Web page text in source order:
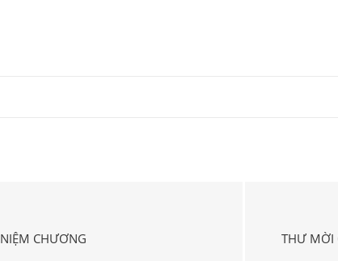
CHƯƠNG
THƯ MỜI